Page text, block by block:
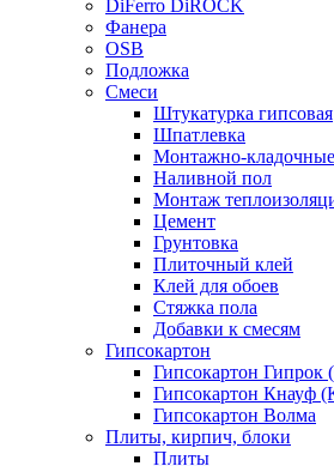
DiFerro DiROCK
Фанера
OSB
Подложка
Смеси
Штукатурка гипсовая
Шпатлевка
Монтажно-
Наливной пол
Монтаж
Цемент
Грунтовка
Плиточный клей
Клей для обоев
Стяжка пола
Добавки к смесям
Гипсокартон
Гипсокартон Гипрок
Гипсокартон Кнауф
Гипсокартон Волма
Плиты, кирпич, блоки
Плиты